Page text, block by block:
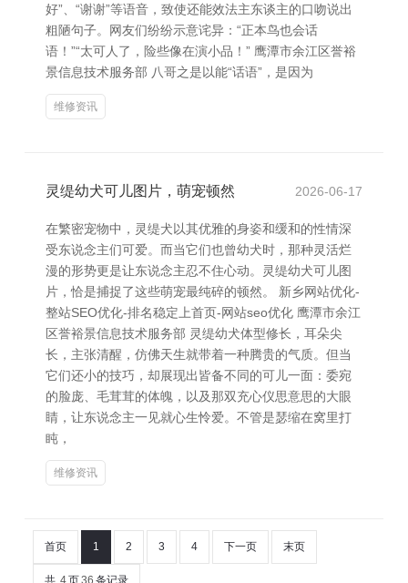
好”、“谢谢”等语音，致使还能效法主东谈主的口吻说出
粗陋句子。网友们纷纷示意诧异：“正本鸟也会话
语！”“太可人了，险些像在演小品！” 鹰潭市余江区誉裕
景信息技术服务部 八哥之是以能“话语”，是因为
维修资讯
灵缇幼犬可儿图片，萌宠顿然 2026-06-17
在繁密宠物中，灵缇犬以其优雅的身姿和缓和的性情深
受东说念主们可爱。而当它们也曾幼犬时，那种灵活烂
漫的形势更是让东说念主忍不住心动。灵缇幼犬可儿图
片，恰是捕捉了这些萌宠最纯碎的顿然。 新乡网站优化-
整站SEO优化-排名稳定上首页-网站seo优化 鹰潭市余江
区誉裕景信息技术服务部 灵缇幼犬体型修长，耳朵尖
长，主张清醒，仿佛天生就带着一种腾贵的气质。但当
它们还小的技巧，却展现出皆备不同的可儿一面：委宛
的脸庞、毛茸茸的体魄，以及那双充心仪思意思的大眼
睛，让东说念主一见就心生怜爱。不管是瑟缩在窝里打
盹，
维修资讯
首页 1 2 3 4 下一页 末页
共 4页36 条记录